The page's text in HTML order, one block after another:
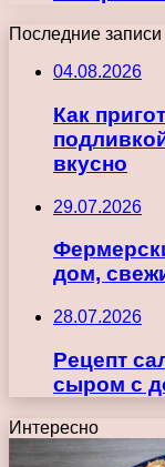
Последние записи
04.08.2026
Как
вкусно
29.07.2026
дом,
28.07.2026
Рецепт
сыром с
Интересно